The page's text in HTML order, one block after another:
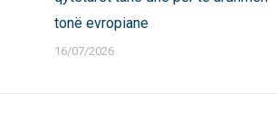
tonë evropiane
16/07/2026